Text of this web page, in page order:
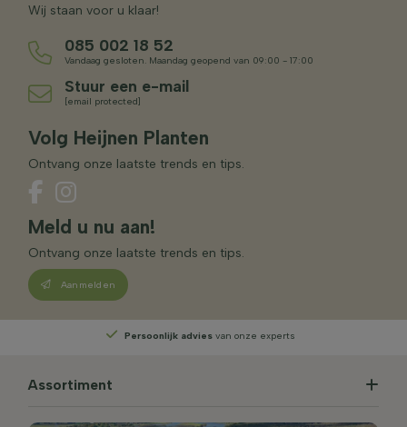
Wij staan voor u klaar!
085 002 18 52
Vandaag gesloten. Maandag geopend van 09:00 - 17:00
Stuur een e-mail
[email protected]
Volg Heijnen Planten
Ontvang onze laatste trends en tips.
Meld u nu aan!
Ontvang onze laatste trends en tips.
Aanmelden
Persoonlijk advies van onze experts
Assortiment